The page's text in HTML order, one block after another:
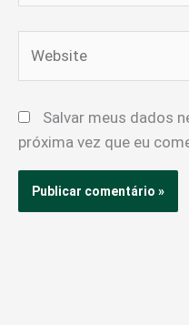
Salvar meus dados
próxima vez que eu